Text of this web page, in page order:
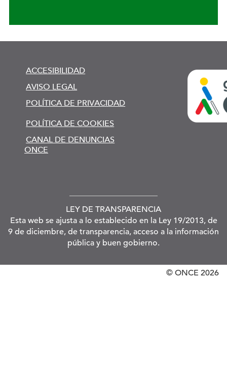
ACCESIBILIDAD
AVISO LEGAL
POLÍTICA DE PRIVACIDAD
POLÍTICA DE COOKIES
CANAL DE DENUNCIAS
ONCE
LEY DE TRANSPARENCIA
Esta web se ajusta a lo establecido en la Ley 19/2013, de
9 de diciembre, de transparencia, acceso a la información
pública y buen gobierno.
© ONCE 2026